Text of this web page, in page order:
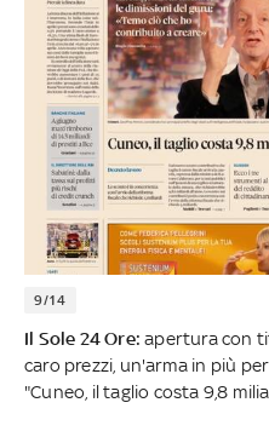
9/14
Il Sole 24 Ore: apertura con
caro prezzi, un'arma in più
"Cuneo, il taglio costa 9,8